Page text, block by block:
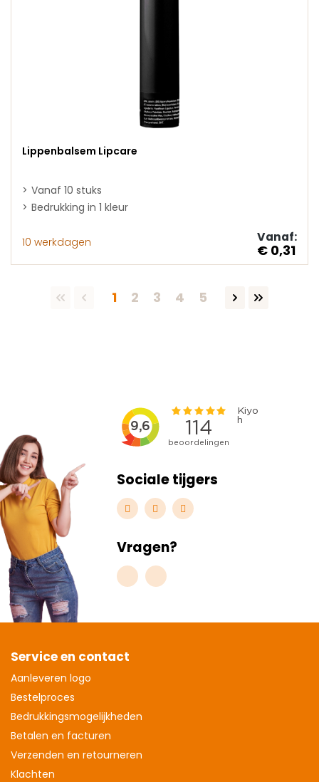
Lippenbalsem Lipcare
Vanaf 10 stuks
Bedrukking in 1 kleur
10 werkdagen Vanaf:
€ 0,31
Pagina
1 Pagina
2 Pagina
3 Pagina
4 Pagina
5
Sociale tijgers
Vragen?
Service en contact
Aanleveren logo
Bestelproces
Bedrukkingsmogelijkheden
Betalen en facturen
Verzenden en retourneren
Klachten